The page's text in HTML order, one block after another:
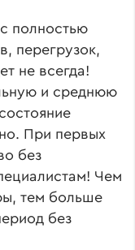
полностью
перегрузок,
не всегда!
и среднюю
При первых
без
Чем
тем больше
без